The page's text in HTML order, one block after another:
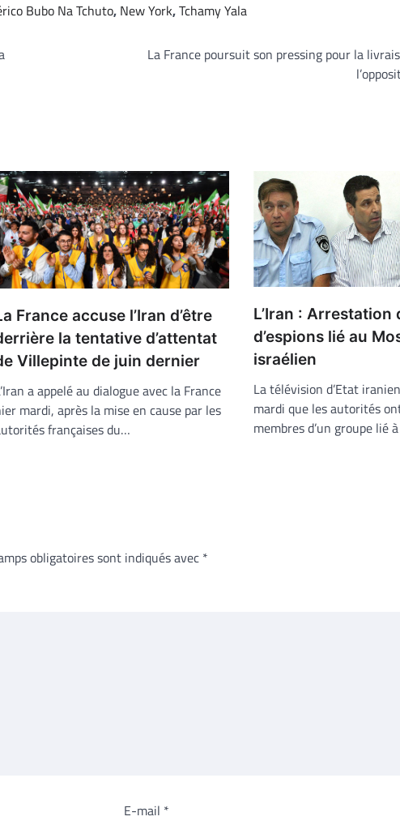
Bubo Na Tchuto, New York,Tchamy Yala
La France poursuit son pressing pour la
France accuse l’Iran d’être
la tentative d’attentat
Villepinte de juin dernier
a appelé au dialogue avec la France
mardi, après la mise en cause par les
françaises du…
L’Iran : Arrestation
d’espions lié au
israélien
La télévision d’Etat
mardi que les autorités
membres d’un groupe lié
obligatoires sont indiqués avec *
E-mail *